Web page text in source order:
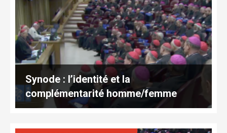
Synode : l’identité et la
complémentarité homme/femme